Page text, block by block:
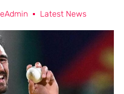
Latest News